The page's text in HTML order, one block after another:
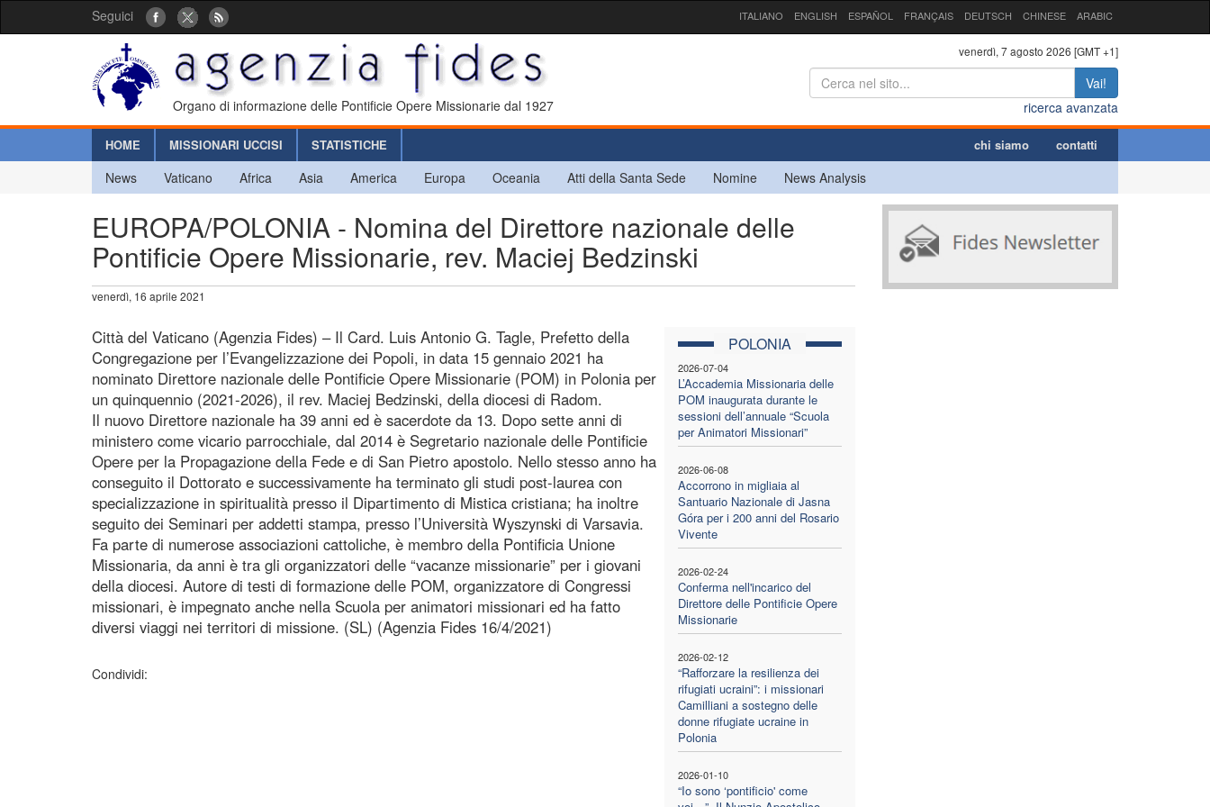
Seguici ITALIANO ENGLISH ESPAÑOL FRANÇAIS DEUTSCH CHINESE ARABIC
Organo di informazione delle Pontificie Opere Missionarie dal 1927
venerdì, 7 agosto 2026 [GMT +1]
Vai!
ricerca avanzata
HOME MISSIONARI UCCISI STATISTICHE chi siamo contatti
News Vaticano Africa Asia America Europa Oceania Atti della Santa Sede Nomine News Analysis
EUROPA/POLONIA - Nomina del Direttore nazionale delle
Pontificie Opere Missionarie, rev. Maciej Bedzinski
venerdì, 16 aprile 2021
POLONIA
2026-07-04
L’Accademia Missionaria delle
POM inaugurata durante le
sessioni dell’annuale “Scuola
per Animatori Missionari”
2026-06-08
Accorrono in migliaia al
Santuario Nazionale di Jasna
Góra per i 200 anni del Rosario
Vivente
2026-02-24
Conferma nell'incarico del
Direttore delle Pontificie Opere
Missionarie
2026-02-12
“Rafforzare la resilienza dei
rifugiati ucraini”: i missionari
Camilliani a sostegno delle
donne rifugiate ucraine in
Polonia
2026-01-10
“Io sono ‘pontificio' come
Città del Vaticano (Agenzia Fides) – Il Card. Luis Antonio G. Tagle, Prefetto della
Congregazione per l’Evangelizzazione dei Popoli, in data 15 gennaio 2021 ha
nominato Direttore nazionale delle Pontificie Opere Missionarie (POM) in Polonia per
un quinquennio (2021-2026), il rev. Maciej Bedzinski, della diocesi di Radom.
Il nuovo Direttore nazionale ha 39 anni ed è sacerdote da 13. Dopo sette anni di
ministero come vicario parrocchiale, dal 2014 è Segretario nazionale delle Pontificie
Opere per la Propagazione della Fede e di San Pietro apostolo. Nello stesso anno ha
conseguito il Dottorato e successivamente ha terminato gli studi post-laurea con
specializzazione in spiritualità presso il Dipartimento di Mistica cristiana; ha inoltre
seguito dei Seminari per addetti stampa, presso l’Università Wyszynski di Varsavia.
Fa parte di numerose associazioni cattoliche, è membro della Pontificia Unione
Missionaria, da anni è tra gli organizzatori delle “vacanze missionarie” per i giovani
della diocesi. Autore di testi di formazione delle POM, organizzatore di Congressi
missionari, è impegnato anche nella Scuola per animatori missionari ed ha fatto
diversi viaggi nei territori di missione. (SL) (Agenzia Fides 16/4/2021)
Condividi: